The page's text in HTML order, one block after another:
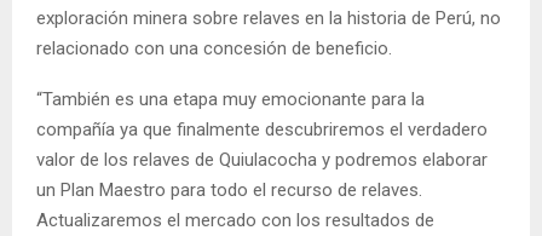
exploración minera sobre relaves en la historia de Perú, no
relacionado con una concesión de beneficio.
“También es una etapa muy emocionante para la
compañía ya que finalmente descubriremos el verdadero
valor de los relaves de Quiulacocha y podremos elaborar
un Plan Maestro para todo el recurso de relaves.
Actualizaremos el mercado con los resultados de